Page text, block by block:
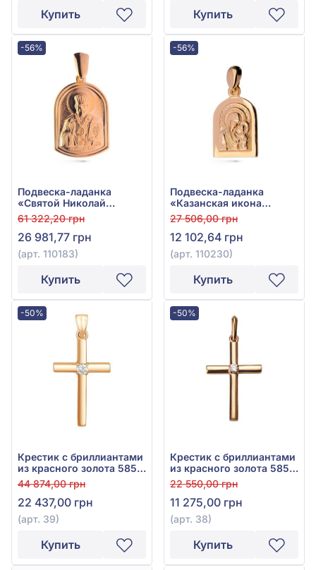
Купить Купить
-56%
Подвеска-ладанка
«Святой Николай
Чудотворец» из
красного золота 585°,
арт. 110183
61 322,20 грн
26 981,77 грн
(арт. 110183)
Купить
-56%
Подвеска-ладанка
«Казанская икона
Божией Матери» из
красного золота 585° без
вставки, арт. 110230
27 506,00 грн
12 102,64 грн
(арт. 110230)
Купить
-50%
Крестик с бриллиантами
из красного золота 585°,
бриллиант 0,085ct, арт.
39
44 874,00 грн
22 437,00 грн
(арт. 39)
Купить
-50%
Крестик с бриллиантами
из красного золота 585°,
бриллиант 0,024ct, арт.
38
22 550,00 грн
11 275,00 грн
(арт. 38)
Купить